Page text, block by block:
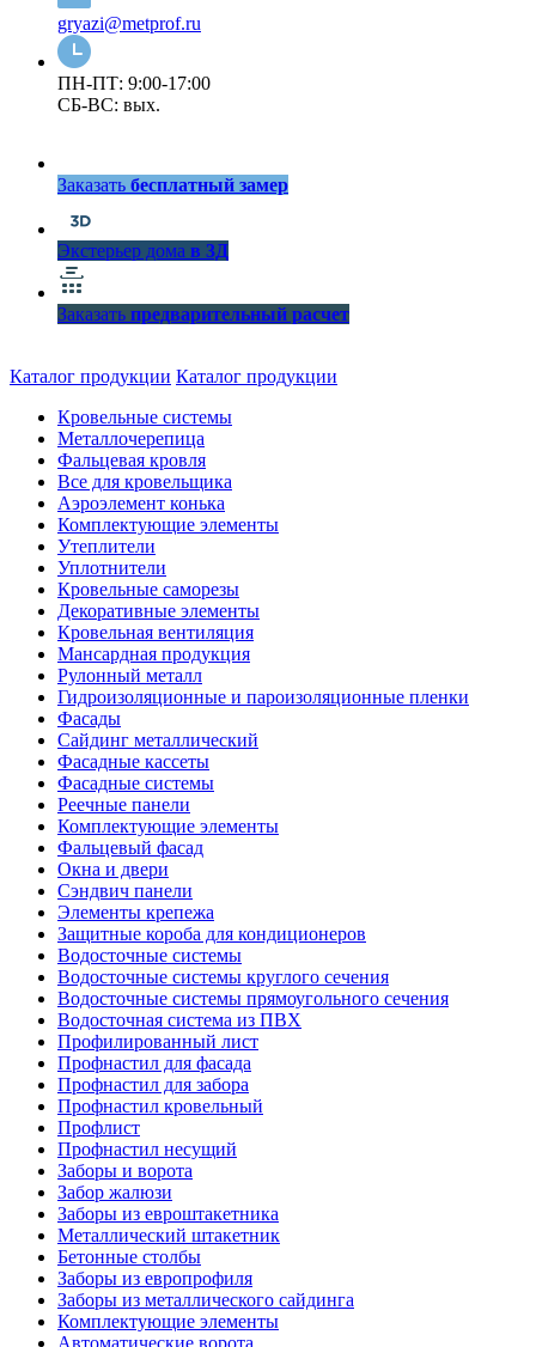
gryazi@metprof.ru
ПН-ПТ: 9:00-17:00
СБ-ВС: вых.
Заказать бесплатный замер
Экстерьер дома в 3Д
Заказать предварительный расчет
Каталог продукции Каталог продукции
Кровельные системы
Металлочерепица
Фальцевая кровля
Все для кровельщика
Аэроэлемент конька
Комплектующие элементы
Утеплители
Уплотнители
Кровельные саморезы
Декоративные элементы
Кровельная вентиляция
Мансардная продукция
Рулонный металл
Гидроизоляционные и пароизоляционные пленки
Фасады
Сайдинг металлический
Фасадные кассеты
Фасадные системы
Реечные панели
Комплектующие элементы
Фальцевый фасад
Окна и двери
Сэндвич панели
Элементы крепежа
Защитные короба для кондиционеров
Водосточные системы
Водосточные системы круглого сечения
Водосточные системы прямоугольного сечения
Водосточная система из ПВХ
Профилированный лист
Профнастил для фасада
Профнастил для забора
Профнастил кровельный
Профлист
Профнастил несущий
Заборы и ворота
Забор жалюзи
Заборы из евроштакетника
Металлический штакетник
Бетонные столбы
Заборы из европрофиля
Заборы из металлического сайдинга
Комплектующие элементы
Автоматические ворота